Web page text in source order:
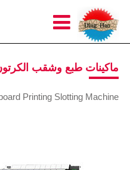
ماكينات طبع وشقب
Printing Slotting Machine